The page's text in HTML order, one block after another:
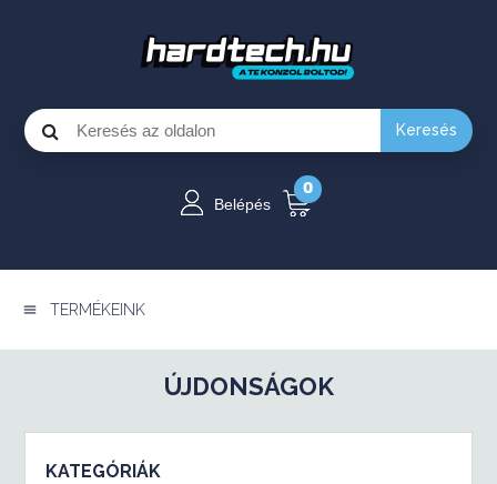
Keresés
Belépés
0
TERMÉKEINK
ÚJDONSÁGOK
KATEGÓRIÁK